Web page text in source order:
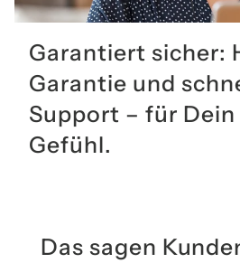
Garantiert sicher:
Garantie und
Support – für
Gefühl.
Das sagen